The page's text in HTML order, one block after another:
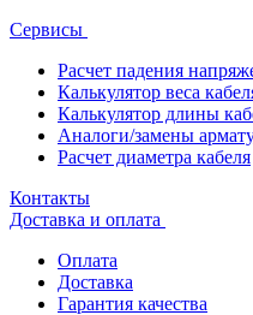
Сервисы
Расчет падения
Калькулятор веса
Калькулятор длины
Аналоги/замены
Расчет диаметра кабеля
Контакты
Доставка и оплата
Оплата
Доставка
Гарантия качества